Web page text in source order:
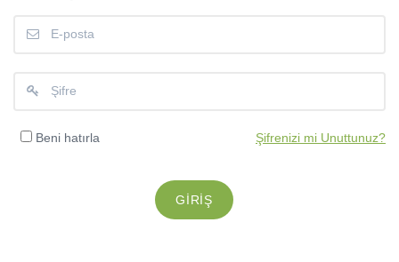
Beni hatırla Şifrenizi mi Unuttunuz?